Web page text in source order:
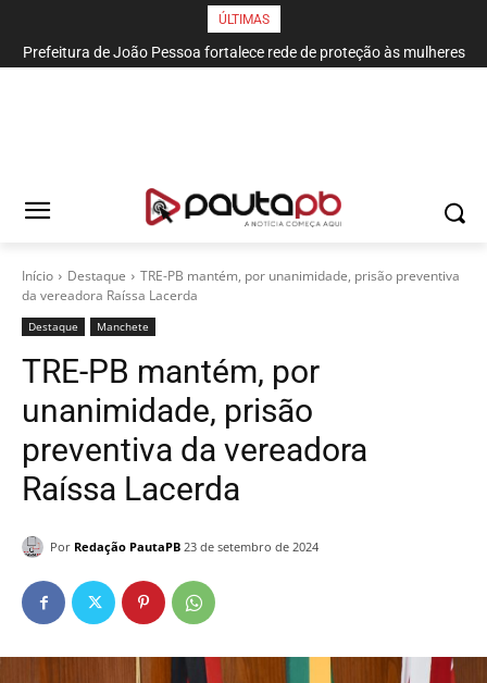
ÚLTIMAS
Prefeitura de João Pessoa fortalece rede de proteção às mulheres
e entende que acolher é salvar vidas
Início Destaque
TRE-PB mantém, por unanimidade, prisão preventiva
da vereadora Raíssa Lacerda
Destaque Manchete
TRE-PB mantém, por
unanimidade, prisão
preventiva da vereadora
Raíssa Lacerda
Por Redação PautaPB 23 de setembro de 2024